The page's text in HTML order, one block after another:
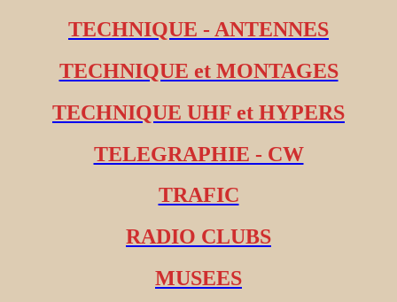
TECHNIQUE - ANTENNES
TECHNIQUE et MONTAGES
TECHNIQUE UHF et HYPERS
TELEGRAPHIE - CW
TRAFIC
RADIO CLUBS
MUSEES